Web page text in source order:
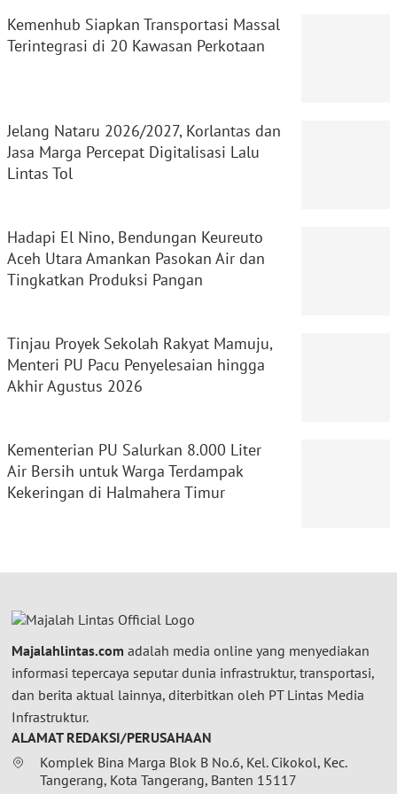
Kemenhub Siapkan Transportasi Massal
Terintegrasi di 20 Kawasan Perkotaan
Jelang Nataru 2026/2027, Korlantas dan
Jasa Marga Percepat Digitalisasi Lalu
Lintas Tol
Hadapi El Nino, Bendungan Keureuto
Aceh Utara Amankan Pasokan Air dan
Tingkatkan Produksi Pangan
Tinjau Proyek Sekolah Rakyat Mamuju,
Menteri PU Pacu Penyelesaian hingga
Akhir Agustus 2026
Kementerian PU Salurkan 8.000 Liter
Air Bersih untuk Warga Terdampak
Kekeringan di Halmahera Timur
Majalahlintas.com adalah media online yang menyediakan
informasi tepercaya seputar dunia infrastruktur, transportasi,
dan berita aktual lainnya, diterbitkan oleh PT Lintas Media
Infrastruktur.
ALAMAT REDAKSI/PERUSAHAAN
Komplek Bina Marga Blok B No.6, Kel. Cikokol, Kec.
Tangerang, Kota Tangerang, Banten 15117